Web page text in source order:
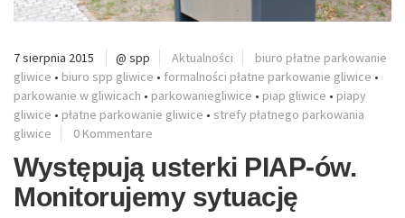
7 sierpnia 2015 @ spp Aktualności
biuro płatne parkowanie
gliwice • biuro spp gliwice • formalności płatne parkowanie gliwice •
parkowanie w gliwicach • parkowaniegliwice • piap gliwice • piapy
gliwice • płatne parkowanie gliwice • strefy płatnego parkowania
gliwice
0 Kommentare
Występują usterki PIAP-ów.
Monitorujemy sytuację